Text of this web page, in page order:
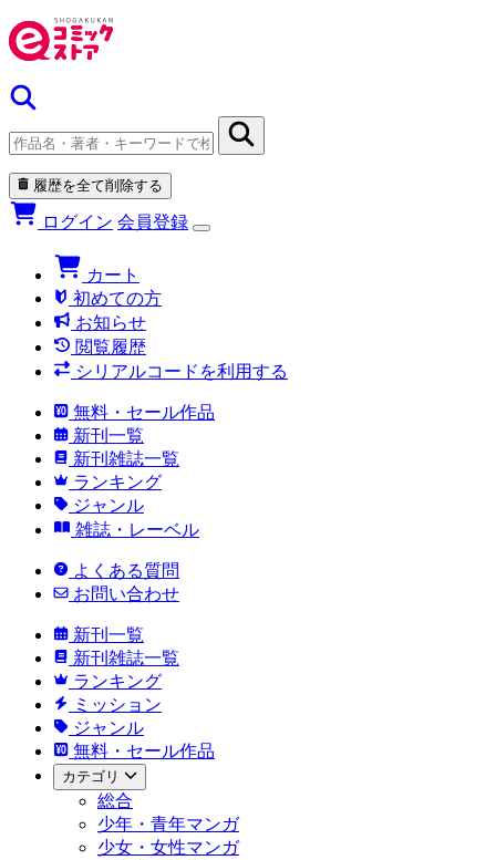
履歴を全て削除する
ログイン 会員登録
カート
初めての方
お知らせ
閲覧履歴
シリアルコードを利用する
無料・セール作品
新刊一覧
新刊雑誌一覧
ランキング
ジャンル
雑誌・レーベル
よくある質問
お問い合わせ
新刊一覧
新刊雑誌一覧
ランキング
ミッション
ジャンル
無料・セール作品
カテゴリ
総合
少年・青年マンガ
少女・女性マンガ